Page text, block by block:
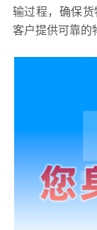
输过程，确保
客户提供可靠的